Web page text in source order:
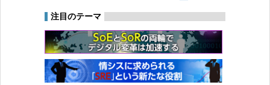
注目のテーマ